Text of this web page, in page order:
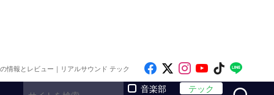
情報とレビュー｜リアルサウンド テック Like on Facebook
Follow on x
Follow on
Follow on
Follow
音楽部
テック